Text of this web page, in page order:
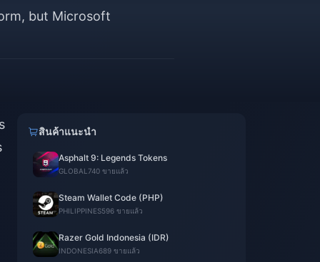
but Microsoft
สินค้าแนะนำ
Asphalt 9: Legends Tokens
GLOBAL 740 ขายแล้ว
Steam Wallet Code (PHP)
PHILIPPINES596 ขายแล้ว
Razer Gold Indonesia (IDR)
INDONESIA689 ขายแล้ว